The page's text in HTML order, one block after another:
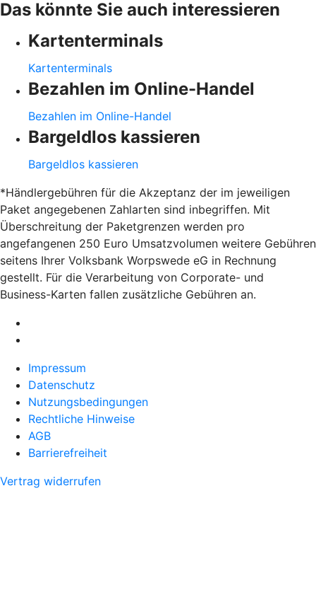
Das könnte Sie auch interessieren
Kartenterminals
Kartenterminals
Bezahlen im Online-Handel
Bezahlen im Online-Handel
Bargeldlos kassieren
Bargeldlos kassieren
*Händlergebühren für die Akzeptanz der im jeweiligen
Paket angegebenen Zahlarten sind inbegriffen. Mit
Überschreitung der Paketgrenzen werden pro
angefangenen 250 Euro Umsatzvolumen weitere Gebühren
seitens Ihrer Volksbank Worpswede eG in Rechnung
gestellt. Für die Verarbeitung von Corporate- und
Business-Karten fallen zusätzliche Gebühren an.
Impressum
Datenschutz
Nutzungsbedingungen
Rechtliche Hinweise
AGB
Barrierefreiheit
Vertrag widerrufen